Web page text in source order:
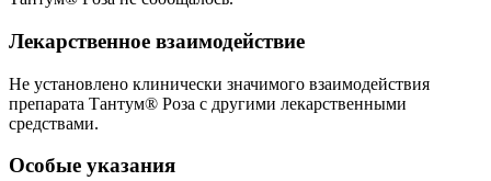
Лекарственное взаимодействие
Не установлено клинически значимого взаимодействия
препарата Тантум® Роза с другими лекарственными
средствами.
Особые указания